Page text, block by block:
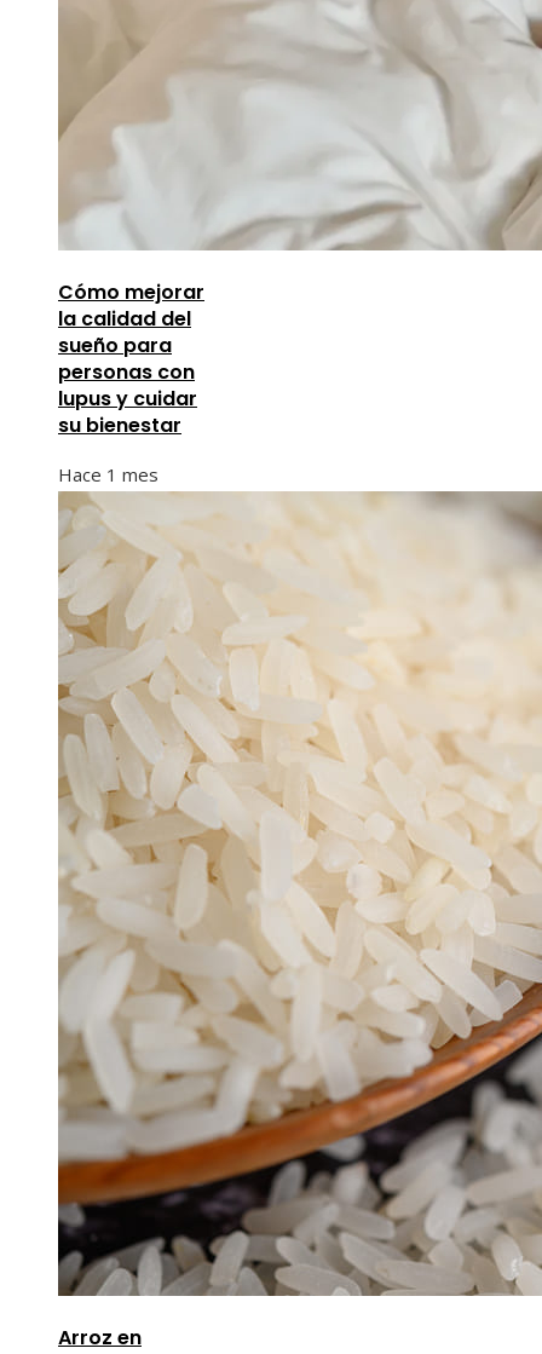
Cómo mejorar
la calidad del
sueño para
personas con
lupus y cuidar
su bienestar
Hace 1 mes
Arroz en